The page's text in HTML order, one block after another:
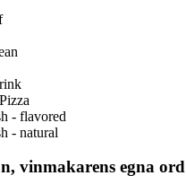
- flavored
- natural
vinmakarens egna ord